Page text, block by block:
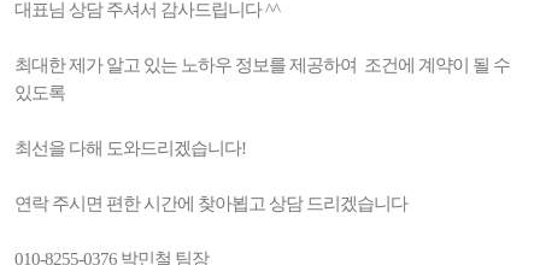
대표님 상담 주셔서 감사드립니다 ^^
최대한 제가 알고 있는 노하우 정보를 제공하여 조건에 계약이 될 수
있도록
최선을 다해 도와드리겠습니다!
연락 주시면 편한 시간에 찾아뵙고 상담 드리겠습니다
010-8255-0376 박민철 팀장